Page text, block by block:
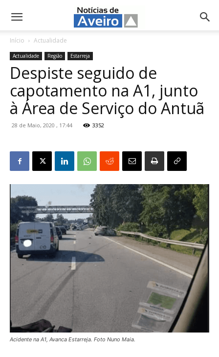
NotíciasdeAveiro.pt
Início Actualidade
Actualidade Região Estarreja
Despiste seguido de
capotamento na A1, junto
à Área de Serviço do Antuã
28 de Maio, 2020 , 17:44 3352
Acidente na A1, Avanca Estarreja. Foto Nuno Maia.